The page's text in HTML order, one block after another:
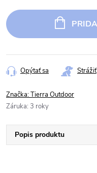
cena:
Opýtať sa Strážiť
Značka:Tierra Outdoor
Záruka: 3 roky
Popis produktu